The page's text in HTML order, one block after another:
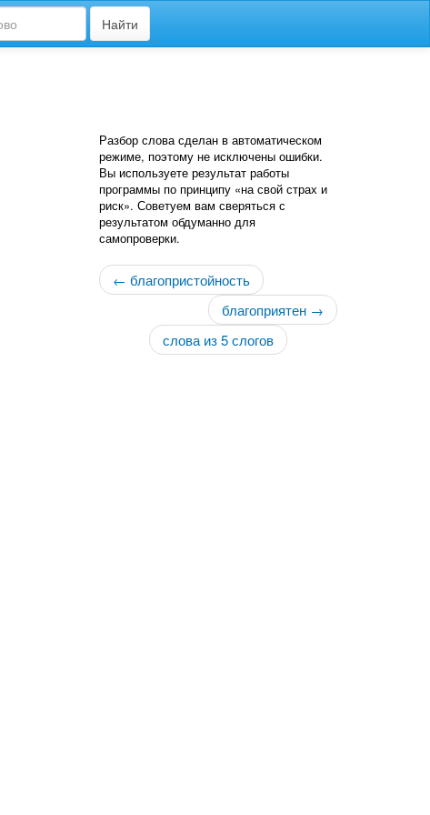
Найти
Разбор слова сделан в автоматическом
режиме, поэтому не исключены ошибки.
Вы используете результат работы
программы по принципу «на свой страх и
риск». Советуем вам сверяться с
результатом обдуманно для
самопроверки.
← благопристойность
благоприятен →
слова из 5 слогов